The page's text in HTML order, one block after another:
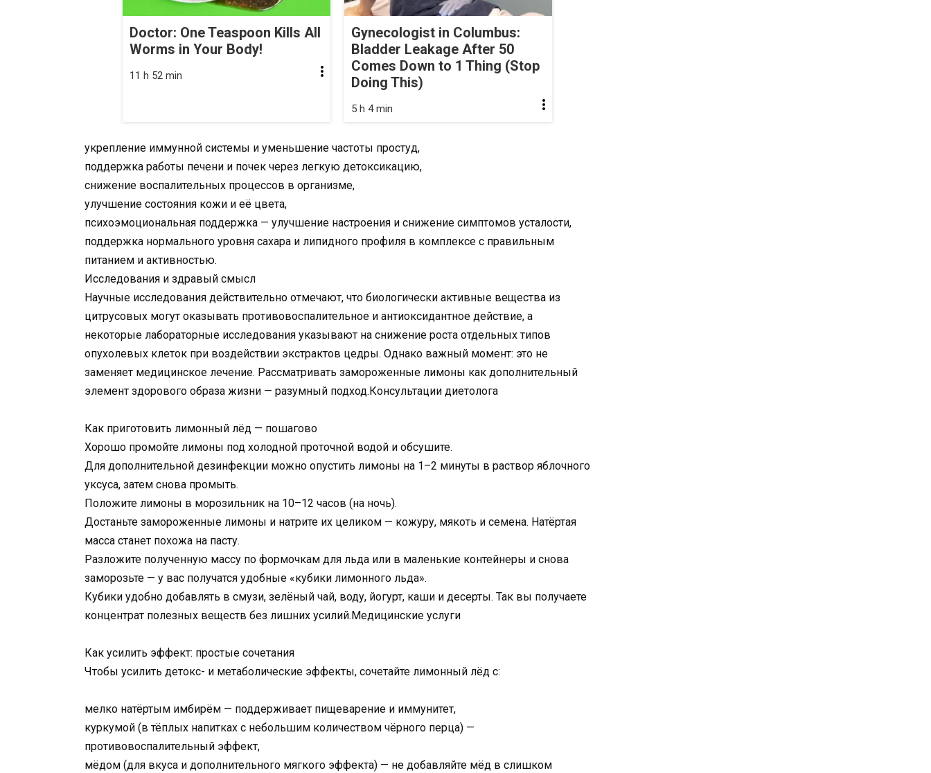
Doctor: One Teaspoon Kills All
Worms in Your Body!
11 h 52 min
Gynecologist in Columbus:
Bladder Leakage After 50
Comes Down to 1 Thing (Stop
Doing This)
5 h 4 min
укрепление иммунной системы и уменьшение частоты простуд,
поддержка работы печени и почек через легкую детоксикацию,
снижение воспалительных процессов в организме,
улучшение состояния кожи и её цвета,
психоэмоциональная поддержка — улучшение настроения и снижение симптомов усталости,
поддержка нормального уровня сахара и липидного профиля в комплексе с правильным
питанием и активностью.
Исследования и здравый смысл
Научные исследования действительно отмечают, что биологически активные вещества из
цитрусовых могут оказывать противовоспалительное и антиоксидантное действие, а
некоторые лабораторные исследования указывают на снижение роста отдельных типов
опухолевых клеток при воздействии экстрактов цедры. Однако важный момент: это не
заменяет медицинское лечение. Рассматривать замороженные лимоны как дополнительный
элемент здорового образа жизни — разумный подход.Консультации диетолога
Как приготовить лимонный лёд — пошагово
Хорошо промойте лимоны под холодной проточной водой и обсушите.
Для дополнительной дезинфекции можно опустить лимоны на 1–2 минуты в раствор яблочного
уксуса, затем снова промыть.
Положите лимоны в морозильник на 10–12 часов (на ночь).
Достаньте замороженные лимоны и натрите их целиком — кожуру, мякоть и семена. Натёртая
масса станет похожа на пасту.
Разложите полученную массу по формочкам для льда или в маленькие контейнеры и снова
заморозьте — у вас получатся удобные «кубики лимонного льда».
Кубики удобно добавлять в смузи, зелёный чай, воду, йогурт, каши и десерты. Так вы получаете
концентрат полезных веществ без лишних усилий.Медицинские услуги
Как усилить эффект: простые сочетания
Чтобы усилить детокс- и метаболические эффекты, сочетайте лимонный лёд с:
мелко натёртым имбирём — поддерживает пищеварение и иммунитет,
куркумой (в тёплых напитках с небольшим количеством чёрного перца) —
противовоспалительный эффект,
мёдом (для вкуса и дополнительного мягкого эффекта) — не добавляйте мёд в слишком